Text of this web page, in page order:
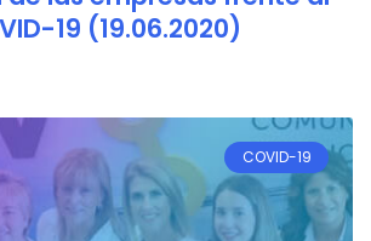
19 (19.06.2020)
COVID-19